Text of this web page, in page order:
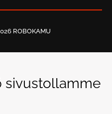
ROBOKAMU
sivustollamme